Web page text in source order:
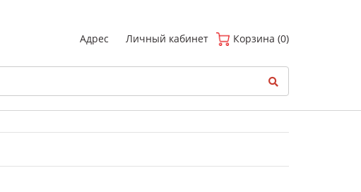
Адрес Личный кабинет Корзина (0)